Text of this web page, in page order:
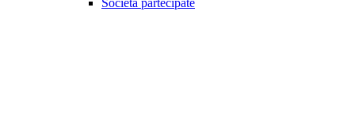
Società partecipate